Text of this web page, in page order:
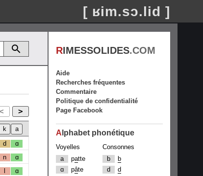
[ ʁim.sɔ.lid ]
d ɑ
n ɑ
l ɑ
RIMESSOLIDES.COM
Aide
Recherches fréquentes
Commentaire
Politique de confidentialité
Page Facebook
A lphabet phonétique
Voyelles
a
patte
ɑ
pâte
Consonnes
b
b
d
d